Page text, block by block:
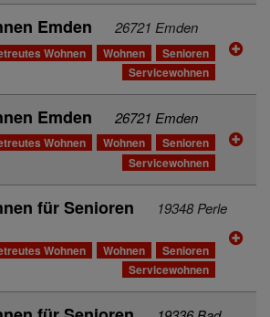
Emden 26721 Emden
Wohnen Wohnen
Senioren
Servicewohnen
Emden 26721 Emden
Wohnen Wohnen
Senioren
Servicewohnen
für Senioren
19348 Perle
Wohnen Wohnen
Senioren
Servicewohnen